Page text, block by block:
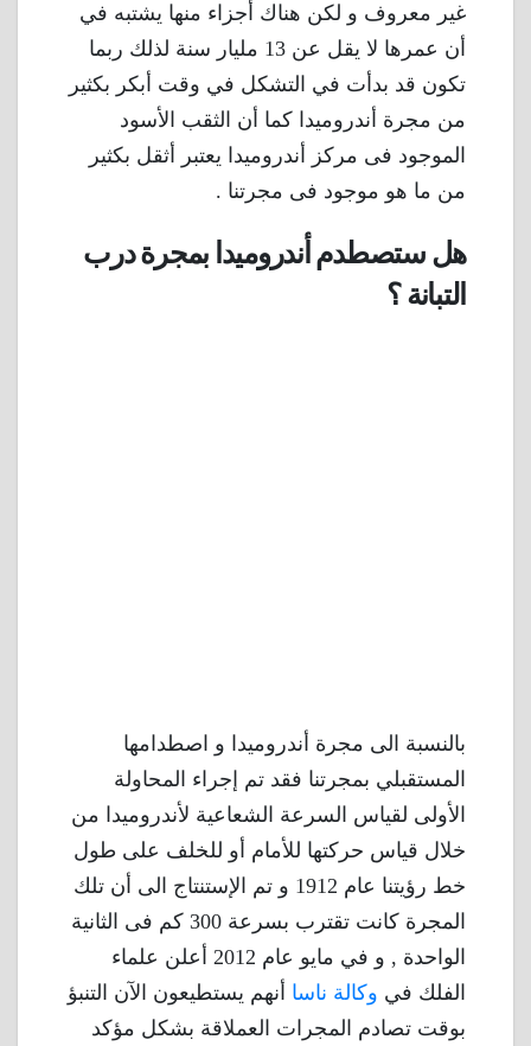
غير معروف و لكن هناك أجزاء منها يشتبه في
أن عمرها لا يقل عن 13 مليار سنة لذلك ربما
تكون قد بدأت في التشكل في وقت أبكر بكثير
من مجرة ​أندروميدا كما أن الثقب الأسود
الموجود فى مركز أندروميدا يعتبر أثقل بكثير
من ما هو موجود فى مجرتنا .
هل ستصطدم أندروميدا بمجرة درب
التبانة ؟
بالنسبة الى مجرة أندروميدا و اصطدامها
المستقبلي بمجرتنا فقد تم إجراء المحاولة
الأولى لقياس السرعة الشعاعية لأندروميدا من
خلال قياس حركتها للأمام أو للخلف على طول
خط رؤيتنا عام 1912 و تم الإستنتاج الى أن تلك
المجرة كانت تقترب بسرعة 300 كم فى الثانية
الواحدة , و في مايو عام 2012 أعلن علماء
الفلك في وكالة ناسا أنهم يستطيعون الآن التنبؤ
بوقت تصادم المجرات العملاقة بشكل مؤكد